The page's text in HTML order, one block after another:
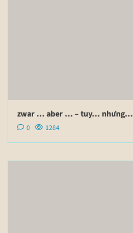
zwar … aber … – tuy… nhưng…
0 1284